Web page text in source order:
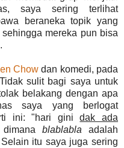
saya sering terlihat
beraneka topik yang
mereka pun bisa
Chow dan komedi, pada
sulit bagi saya untuk
belakang dengan apa
saya yang berlogat
ini: "hari ginidak ada
blablabla adalah
itu saya juga sering